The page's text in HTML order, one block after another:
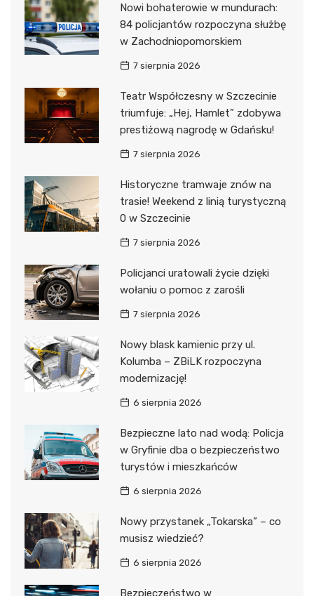
Nowi bohaterowie w mundurach:
84 policjantów rozpoczyna służbę
w Zachodniopomorskiem
7 sierpnia 2026
Teatr Współczesny w Szczecinie
triumfuje: „Hej, Hamlet” zdobywa
prestiżową nagrodę w Gdańsku!
7 sierpnia 2026
Historyczne tramwaje znów na
trasie! Weekend z linią turystyczną
0 w Szczecinie
7 sierpnia 2026
Policjanci uratowali życie dzięki
wołaniu o pomoc z zarośli
7 sierpnia 2026
Nowy blask kamienic przy ul.
Kolumba – ZBiLK rozpoczyna
modernizację!
6 sierpnia 2026
Bezpieczne lato nad wodą: Policja
w Gryfinie dba o bezpieczeństwo
turystów i mieszkańców
6 sierpnia 2026
Nowy przystanek „Tokarska” – co
musisz wiedzieć?
6 sierpnia 2026
Bezpieczeństwo w